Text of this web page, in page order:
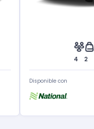
4 2
Disponible con